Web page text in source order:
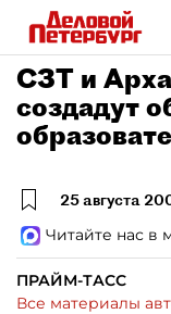
СЗТ и
создадут
25 августа
Читайте нас в
ПРАЙМ-ТАСС
Все материалы